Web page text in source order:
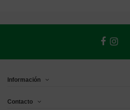
Información
Contacto